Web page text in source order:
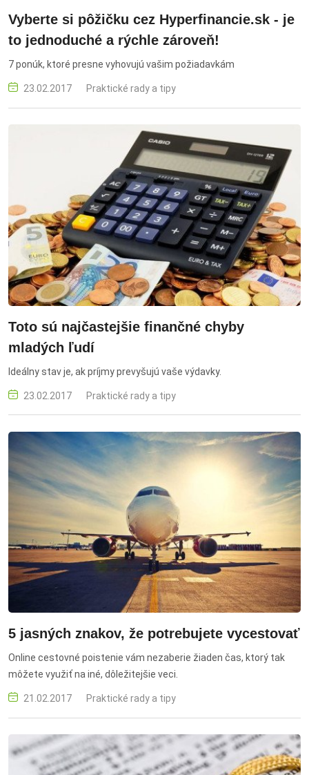
Vyberte si pôžičku cez Hyperfinancie.sk - je
to jednoduché a rýchle zároveň!
7 ponúk, ktoré presne vyhovujú vašim požiadavkám
23.02.2017 Praktické rady a tipy
Toto sú najčastejšie finančné chyby
mladých ľudí
Ideálny stav je, ak príjmy prevyšujú vaše výdavky.
23.02.2017 Praktické rady a tipy
5 jasných znakov, že potrebujete vycestovať
Online cestovné poistenie vám nezaberie žiaden čas, ktorý tak
môžete využiť na iné, dôležitejšie veci.
21.02.2017 Praktické rady a tipy